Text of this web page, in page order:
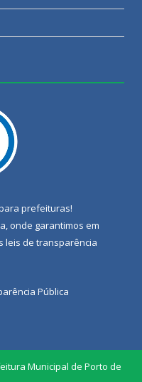
prefeituras!
onde garantimos em
leis de transparência
Pública
Municipal de Porto de